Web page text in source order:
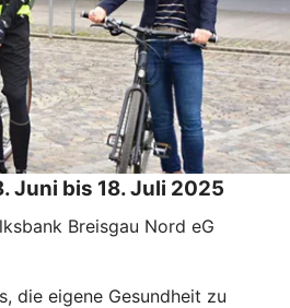
Juni bis 18. Juli 2025
Breisgau Nord eG
die eigene Gesundheit zu